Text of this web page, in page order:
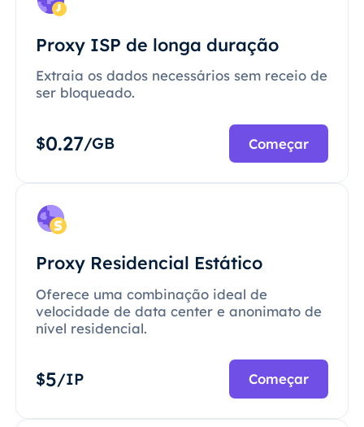
Proxy ISP de longa duração
Extraia os dados necessários sem receio de
ser bloqueado.
$0.27/GB Começar
Proxy Residencial Estático
Oferece uma combinação ideal de
velocidade de data center e anonimato de
nível residencial.
$5/IP Começar